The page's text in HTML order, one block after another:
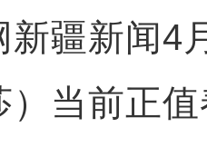
疆新闻4
）当前正